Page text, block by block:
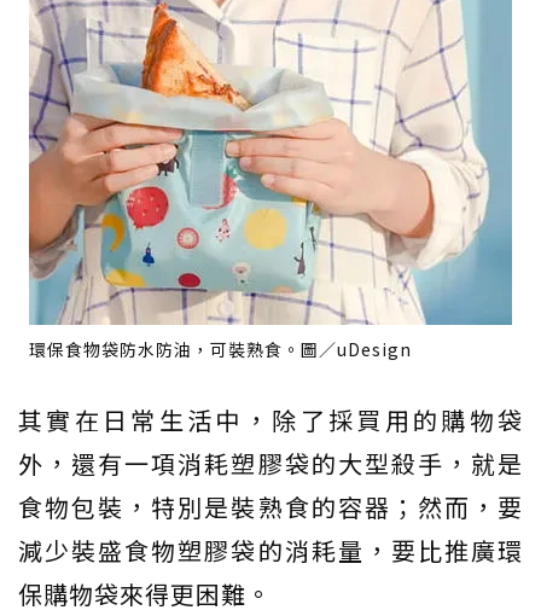
環保食物袋防水防油，可裝熟食。圖／uDesign
其實在日常生活中，除了採買用的購物袋
外，還有一項消耗塑膠袋的大型殺手，就是
食物包裝，特別是裝熟食的容器；然而，要
減少裝盛食物塑膠袋的消耗量，要比推廣環
保購物袋來得更困難。